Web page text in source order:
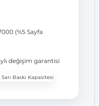
(%5 Sayfa
değişim garantisi